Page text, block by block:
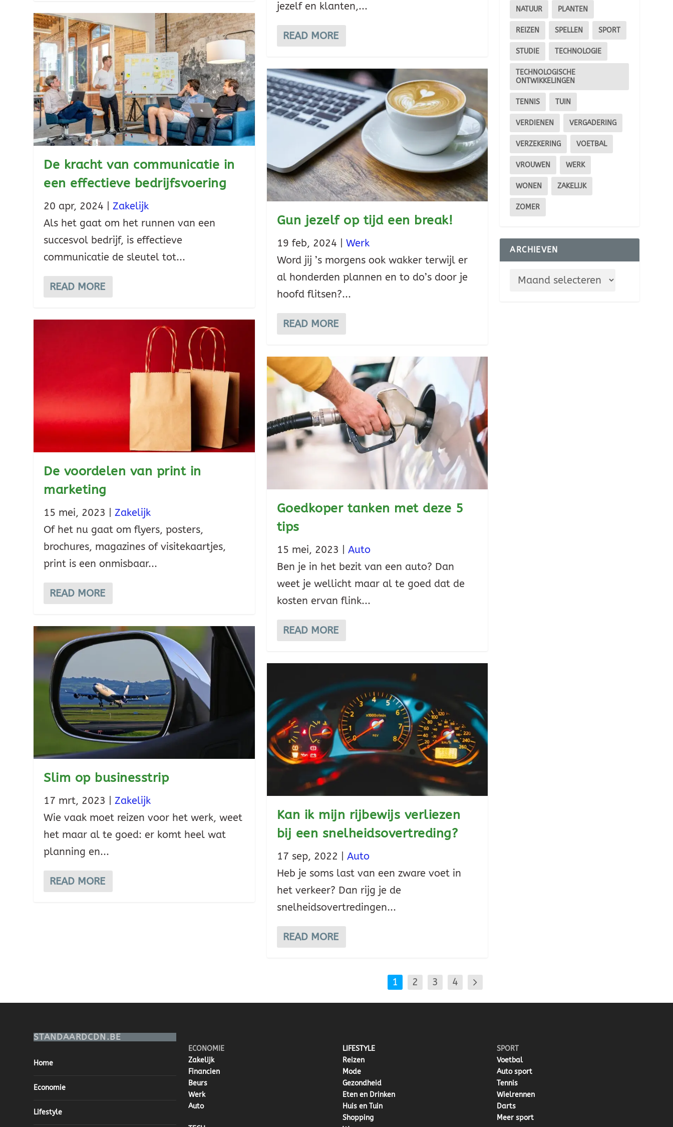
De kracht van communicatie in
een effectieve bedrijfsvoering
20 apr, 2024 |Zakelijk
Als het gaat om het runnen van een
succesvol bedrijf, is effectieve
communicatie de sleutel tot...
READ MORE
De voordelen van print in
marketing
15 mei, 2023 |Zakelijk
Of het nu gaat om flyers, posters,
brochures, magazines of visitekaartjes,
print is een onmisbaar...
READ MORE
Slim op businesstrip
17 mrt, 2023 |Zakelijk
Wie vaak moet reizen voor het werk, weet
het maar al te goed: er komt heel wat
planning en...
READ MORE
jezelf en klanten,...
READ MORE
Gun jezelf op tijd een break!
19 feb, 2024
Werk
Word jij ’s morgens ook wakker terwijl er
al honderden plannen en to do’s door je
hoofd flitsen?...
READ MORE
Goedkoper tanken met deze 5
tips
15 mei, 2023
Auto
Ben je in het bezit van een auto? Dan
weet je wellicht maar al te goed dat de
kosten ervan flink...
READ MORE
Kan ik mijn rijbewijs verliezen
bij een snelheidsovertreding?
17 sep, 2022
Auto
Heb je soms last van een zware voet in
het verkeer? Dan rijg je de
snelheidsovertredingen...
READ MORE
1 2 3 4
NATUUR PLANTEN
REIZEN SPELLEN SPORT
STUDIE TECHNOLOGIE
TECHNOLOGISCHE
ONTWIKKELINGEN
TENNIS TUIN
VERDIENEN VERGADERING
VERZEKERING VOETBAL
VROUWEN WERK
WONEN ZAKELIJK
ZOMER
ARCHIEVEN
STANDAARDCDN.BE
Home
Economie
Lifestyle
ECONOMIE
Zakelijk
Financien
Beurs
Werk
Auto
LIFESTYLE
Reizen
Mode
Gezondheid
Eten en Drinken
Huis en Tuin
Shopping
SPORT
Voetbal
Auto sport
Tennis
Wielrennen
Darts
Meer sport